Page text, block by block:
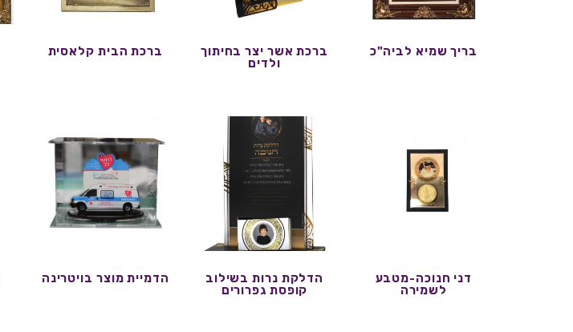
בריך שמיא לביה"כ
ברכת אשר יצר בחיתוך
ולדים
ברכת הבית קלאסית
דני חנוכה-מטבע
לשמירה
הדלקת נרות בשילוב
קופסת גפרורים
הדמיית מוצר בויטרינה